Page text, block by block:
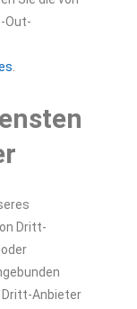
Out-
Dritt-
Dritt-Anbieter